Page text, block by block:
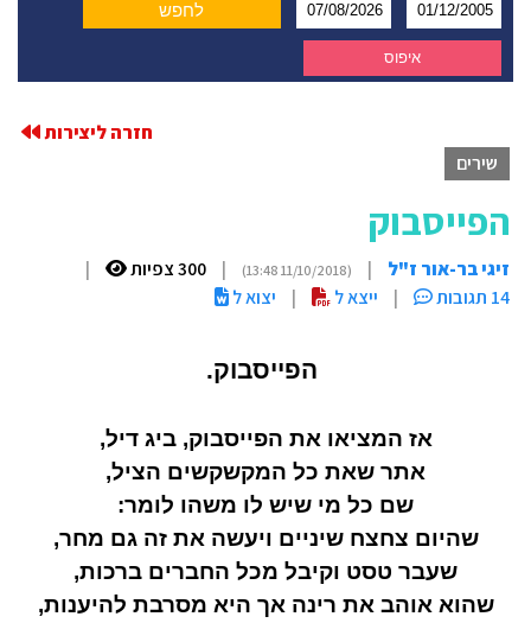
חזרה ליצירות
שירים
הפייסבוק
זיגי בר-אור ז"ל |
(11/10/2018 13:48)
| 300 צפיות
|
14 תגובות
| ייצא ל | יצוא ל
הפייסבוק.
אז המציאו את הפייסבוק, ביג דיל,
אתר שאת כל המקשקשים הציל,
שם כל מי שיש לו משהו לומר:
שהיום צחצח שיניים ויעשה את זה גם מחר,
שעבר טסט וקיבל מכל החברים ברכות,
שהוא אוהב את רינה אך היא מסרבת להיענות,